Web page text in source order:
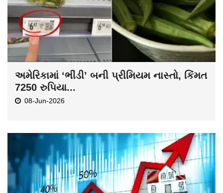
અમેરિકામાં ‘ભીંડી’ બની પ્રીમિયમ નાસ્તો, કિંમત
7250 રુપિયા...
08-Jun-2026